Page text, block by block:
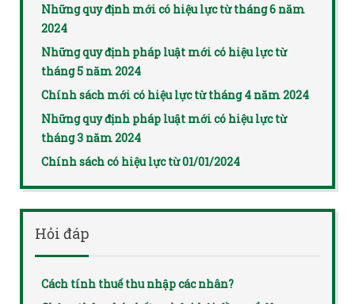
Những quy định mới có hiệu lực từ tháng 6 năm
2024
Những quy định pháp luật mới có hiệu lực từ
tháng 5 năm 2024
Chính sách mới có hiệu lực từ tháng 4 năm 2024
Những quy định pháp luật mới có hiệu lực từ
tháng 3 năm 2024
Chính sách có hiệu lực từ 01/01/2024
Hỏi đáp
Cách tính thuế thu nhập các nhân?